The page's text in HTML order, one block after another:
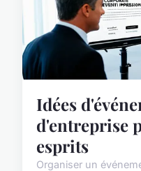
Idées
d'entreprise
esprits
Organiser un